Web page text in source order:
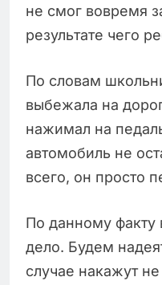
не смог вовремя
результате чего
По словам
выбежала на
нажимал на
автомобиль не
всего, он просто
По данному факту
дело. Будем
случае накажут